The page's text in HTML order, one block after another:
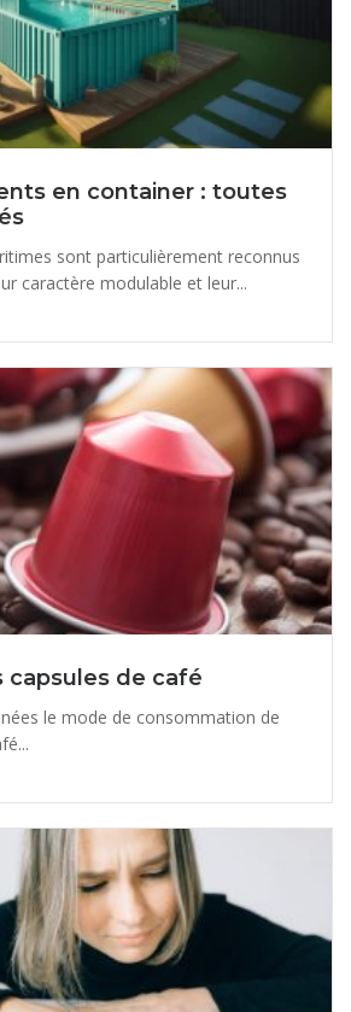
en container : toutes
sont particulièrement reconnus
caractère modulable et leur...
capsules de café
le mode de consommation de